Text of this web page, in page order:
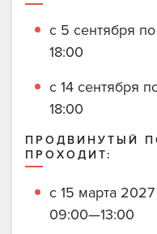
с 5 сентября
18:00
с 14 сентября
18:00
ПРОДВИНУТЫЙ
ПРОХОДИТ: ​​​​​​
с 15 марта
09:00—13:00